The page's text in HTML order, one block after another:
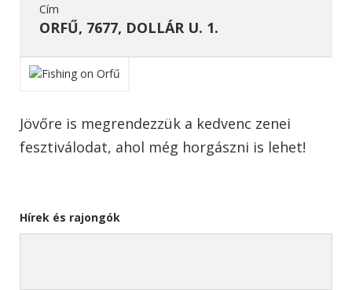
Cím
ORFŰ, 7677, DOLLÁR U. 1.
Jövőre is megrendezzük a kedvenc zenei
fesztiválodat, ahol még horgászni is lehet!
Hírek és rajongók